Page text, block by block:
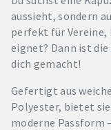
aussieht, sondern
perfekt für
eignet? Dann ist die
dich gemacht!
Gefertigt aus
Polyester, bietet
moderne Passform